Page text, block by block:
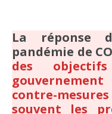
La réponse
pandémie de
des
contre-
souvent les